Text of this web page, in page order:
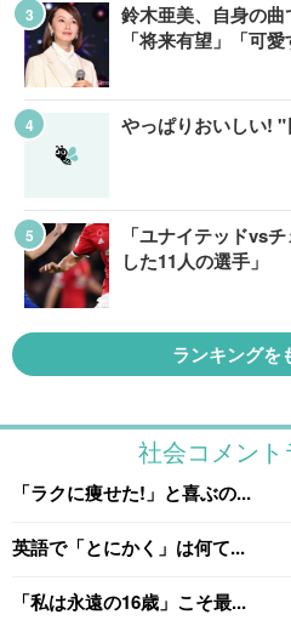
鈴木亜美、自身の
「将来有望」「可
やっぱりおいしい!
「ユナイテッドvs
した11人の選手」
ランキングを